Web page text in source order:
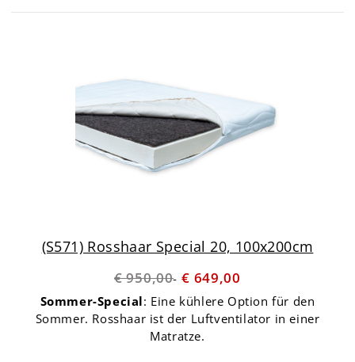
(S571) Rosshaar Special 20, 100x200cm
€ 950,00 € 649,00
Sommer-Special: Eine kühlere Option für den
Sommer. Rosshaar ist der Luftventilator in einer
Matratze.